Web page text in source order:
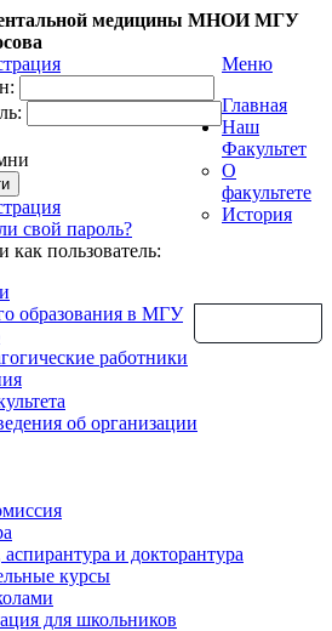
медицины МНОИ МГУ
свой пароль?
как пользователь:
Меню
Главная
Наш
Факультет
О
факультете
История
образования в МГУ
работники
об организации
и докторантура
курсы
для школьников